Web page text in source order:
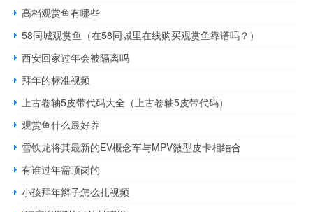
高档观赏鱼有哪些
58同城观赏鱼（在58同城里在线购买观赏鱼靠谱吗？）
西安回家过年会被隔离吗
拜年的标准视频
上古卷轴5皮带代码大全（上古卷轴5皮带代码）
观赏鱼什么最好养
雪铁龙将其最新的EV概念车与MPV微型皮卡相结合
有谁过年需顶岗的
小孩拜年辫子怎么扎视频